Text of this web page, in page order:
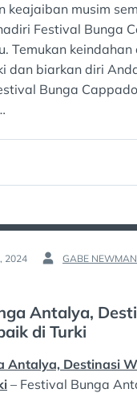
keajaiban musim
Festival Bunga
Temukan
dan biarkan diri
Bunga
2024
BY
GABE NEWMAN
Antalya,
di Turki
Antalya, Destinasi
– Festival Bunga